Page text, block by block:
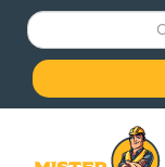
C
o
a